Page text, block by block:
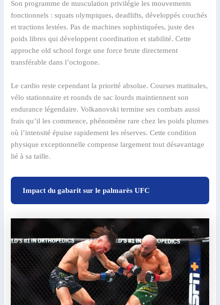
Son programme de musculation privilégie les mouvements
fonctionnels : squats olympiques, deadlifts, développés couchés
et tractions lestées. Pas de machines sophistiquées, juste des
poids libres qui développent coordination et stabilité. Cette
approche old school forge une force brute directement
transférable dans l’octogone.
Le cardio reste cependant la priorité absolue. Courses matinales,
vélo stationnaire et rounds de sac lourds maintiennent son
endurance légendaire. Volkanovski termine ses combats aussi
frais qu’il les commence, phénomène rare chez les poids plumes
où l’intensité épuise rapidement les réserves. Cette condition
physique exceptionnelle compense largement tout désavantage
lié à sa taille.
Impact du gabarit sur le palmarès UFC